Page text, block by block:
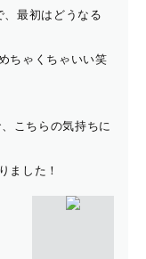
、最初はどうなる
ちゃくちゃいい笑
こちらの気持ちに
ました！